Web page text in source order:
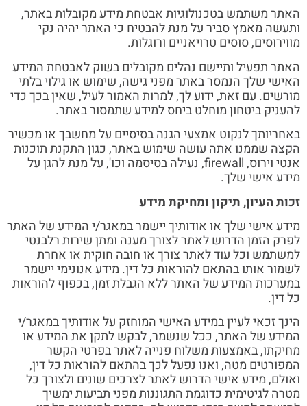
האתר משתמש בטכנולוגיות אבטחת מידע מקובלות באתר,
ותעשה מאמץ סביר על מנת להבטיח כי האתר יהיה נקי
מווירוסים, סוסים טרויאניים ורוגלות.
האתר תפעיל ותיישם נהלים מקובלים בשוק לאבטחת המידע
האישי שלך הנמסר באתר מפני גישה, שימוש או גילוי בלתי
מורשים. עם זאת, ידוע לך, למרות האמור לעיל, שאין בכך כדי
להעניק ביטחון מוחלט ביחס למידע שתמסור באתר.
באחריותך לנקוט אמצעי הגנה בסיסיים על מחשבך או מכשיר
הקצה שממנו אתה עושה שימוש באתר, כגון התקנת תוכנות
אנטי וירוס, firewall, נעילה בסיסמה וכו', על מנת להגן על
מידע אישי שלך.
זכות העיון, תיקון ומחיקת מידע
מידע אישי שלך או אודותיך יישמר במאגר/י המידע של האתר
לפרק הזמן הדרוש לאתר לצורך מענה ומתן שירות רלבנטי
למשתמש וכל עוד לאתר צורך או חובה חוקית או אחרת
לשמור אותו בהתאם להוראות כל דין. מידע אנונימי יישמר
במערכות המידע של האתר ללא הגבלת זמן, בכפוף להוראות
כל דין.
הינך זכאי לעיין במידע האישי המוחזק על אודותיך במאגר/י
המידע של האתר, ככל שנשמר, לבקש לתקן את המידע או
מחיקתו, באמצעות משלוח פנייה לאתר בפרטי הקשר
המפורטים מטה, ואנו נפעל לכך בהתאם להוראות כל דין,
ואולם, מידע אישי הדרוש לאתר לצרכים שונים ולצורך כל
מטרה לגיטימית כדוגמת התגוננות מפני תביעות ימשיך